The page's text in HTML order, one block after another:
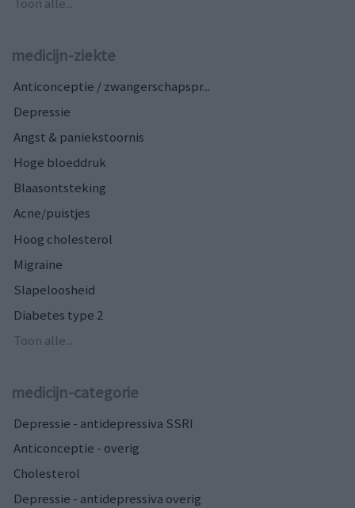
medicijn-ziekte
Anticonceptie / zwangerschapspr...
Depressie
Angst & paniekstoornis
Hoge bloeddruk
Blaasontsteking
Acne/puistjes
Hoog cholesterol
Migraine
Slapeloosheid
Diabetes type 2
Toon alle...
medicijn-categorie
Depressie - antidepressiva SSRI
Anticonceptie - overig
Cholesterol
Depressie - antidepressiva overig